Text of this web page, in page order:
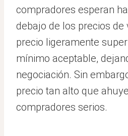
compradores esperan
debajo de los precios de
precio ligeramente
mínimo aceptable,
negociación. Sin
precio tan alto que
compradores serios.